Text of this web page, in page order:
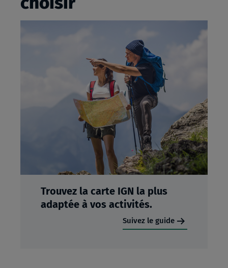
Trouvez la carte IGN la plus
adaptée à vos activités.
Suivez le guide